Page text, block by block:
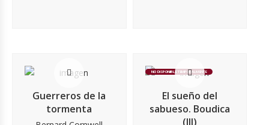
Guerreros de la
tormenta
NO DISPONIBLE TEMPORALMENTE
El sueño del
sabueso. Boudica
(III)